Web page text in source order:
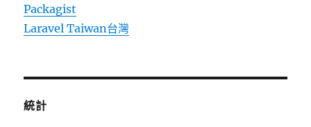
Packagist
Laravel Taiwan台灣
統計